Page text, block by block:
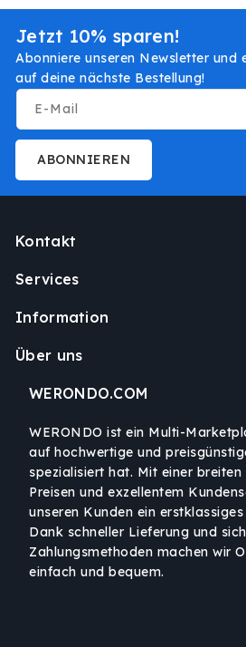
Jetzt 10% sparen!
Abonniere unseren Newsletter und
auf deine nächste Bestellung!
E-Mail
ABONNIEREN
Kontakt
Services
Information
Über uns
WERONDO.COM
WERONDO ist ein Multi-
auf hochwertige und
spezialisiert hat. Mit einer
Preisen und exzellentem
unseren Kunden ein
Dank schneller Lieferung und
Zahlungsmethoden machen wir
einfach und bequem.